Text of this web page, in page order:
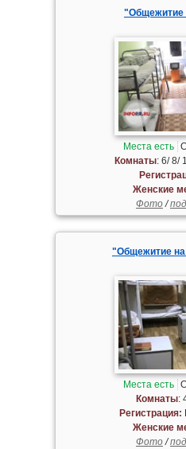
Места есть
Комнаты: 6/ 8/
Женские
Фото/
"Общежитие
Места есть
Комнаты:
Регистрация:
Женские
Фото/